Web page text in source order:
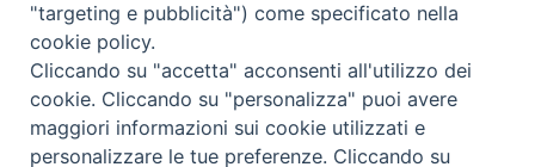
"targeting e pubblicità") come specificato nella
cookie policy.
Cliccando su "accetta" acconsenti all'utilizzo dei
cookie. Cliccando su "personalizza" puoi avere
maggiori informazioni sui cookie utilizzati e
personalizzare le tue preferenze. Cliccando su